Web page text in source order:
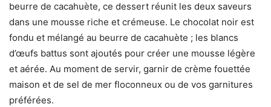
beurre de cacahuète, ce dessert réunit les deux saveurs
dans une mousse riche et crémeuse. Le chocolat noir est
fondu et mélangé au beurre de cacahuète ; les blancs
d’œufs battus sont ajoutés pour créer une mousse légère
et aérée. Au moment de servir, garnir de crème fouettée
maison et de sel de mer floconneux ou de vos garnitures
préférées.